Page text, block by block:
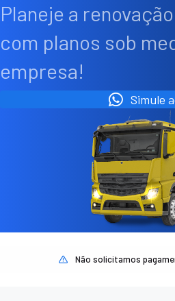
Planeje a
com planos sob
empresa!
Simule
Não solicitamos